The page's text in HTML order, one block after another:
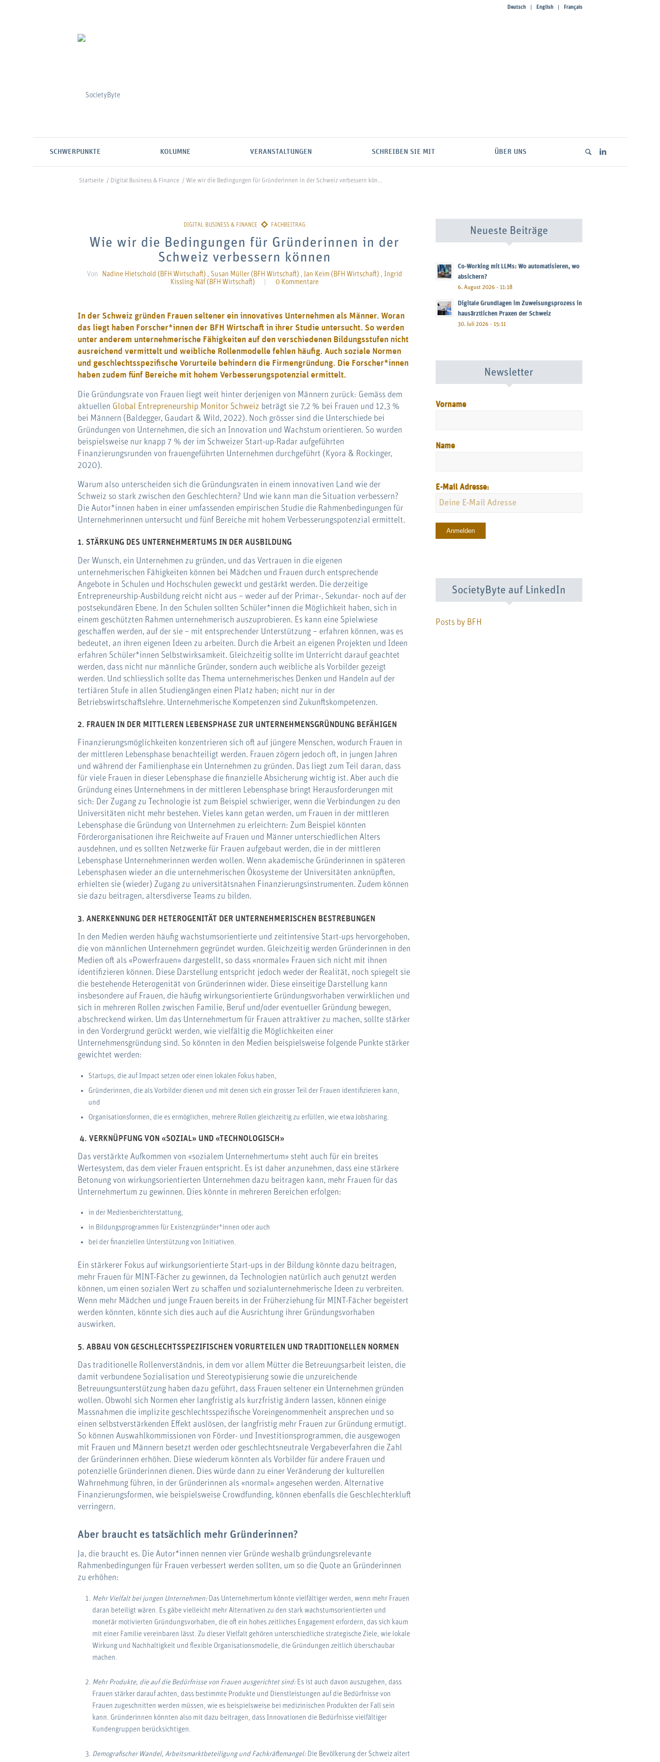
Deutsch English Français
SCHWERPUNKTE KOLUMNE VERANSTALTUNGEN SCHREIBEN SIE MIT ÜBER UNS
Startseite / Digital Business & Finance / Wie wir die Bedingungen für Gründerinnen in der Schweiz verbessern kön...
Wie wir die Bedingungen für Gründerinnen in der
Schweiz verbessern können
Von Nadine Hietschold (BFH Wirtschaft) , Susan Müller (BFH Wirtschaft) , Jan Keim (BFH Wirtschaft) , Ingrid
Kissling-Näf (BFH Wirtschaft)
0 Kommentare
In der Schweiz gründen Frauen seltener ein innovatives Unternehmen als Männer. Woran
das liegt haben Forscher*innen der BFH Wirtschaft in ihrer Studie untersucht. So werden
unter anderem unternehmerische Fähigkeiten auf den verschiedenen Bildungsstufen nicht
ausreichend vermittelt und weibliche Rollenmodelle fehlen häufig. Auch soziale Normen
und geschlechtsspezifische Vorurteile behindern die Firmengründung. Die Forscher*innen
haben zudem fünf Bereiche mit hohem Verbesserungspotenzial ermittelt.
Die Gründungsrate von Frauen liegt weit hinter derjenigen von Männern zurück: Gemäss dem
aktuellen Global Entrepreneurship Monitor Schweiz beträgt sie 7,2 % bei Frauen und 12,3 %
bei Männern (Baldegger, Gaudart & Wild, 2022). Noch grösser sind die Unterschiede bei
Gründungen von Unternehmen, die sich an Innovation und Wachstum orientieren. So wurden
beispielsweise nur knapp 7 % der im Schweizer Start-up-Radar aufgeführten
Finanzierungsrunden von frauengeführten Unternehmen durchgeführt (Kyora & Rockinger,
2020).
Warum also unterscheiden sich die Gründungsraten in einem innovativen Land wie der
Schweiz so stark zwischen den Geschlechtern? Und wie kann man die Situation verbessern?
Die Autor*innen haben in einer umfassenden empirischen Studie die Rahmenbedingungen für
Unternehmerinnen untersucht und fünf Bereiche mit hohem Verbesserungspotenzial ermittelt.
1. STÄRKUNG DES UNTERNEHMERTUMS IN DER AUSBILDUNG
Der Wunsch, ein Unternehmen zu gründen, und das Vertrauen in die eigenen
unternehmerischen Fähigkeiten können bei Mädchen und Frauen durch entsprechende
Angebote in Schulen und Hochschulen geweckt und gestärkt werden. Die derzeitige
Entrepreneurship-Ausbildung reicht nicht aus – weder auf der Primar-, Sekundar- noch auf der
postsekundären Ebene. In den Schulen sollten Schüler*innen die Möglichkeit haben, sich in
einem geschützten Rahmen unternehmerisch auszuprobieren. Es kann eine Spielwiese
geschaffen werden, auf der sie – mit entsprechender Unterstützung – erfahren können, was es
bedeutet, an ihren eigenen Ideen zu arbeiten. Durch die Arbeit an eigenen Projekten und Ideen
erfahren Schüler*innen Selbstwirksamkeit. Gleichzeitig sollte im Unterricht darauf geachtet
werden, dass nicht nur männliche Gründer, sondern auch weibliche als Vorbilder gezeigt
werden. Und schliesslich sollte das Thema unternehmerisches Denken und Handeln auf der
tertiären Stufe in allen Studiengängen einen Platz haben; nicht nur in der
Betriebswirtschaftslehre. Unternehmerische Kompetenzen sind Zukunftskompetenzen.
2. FRAUEN IN DER MITTLEREN LEBENSPHASE ZUR UNTERNEHMENSGRÜNDUNG BEFÄHIGEN
Finanzierungsmöglichkeiten konzentrieren sich oft auf jüngere Menschen, wodurch Frauen in
der mittleren Lebensphase benachteiligt werden. Frauen zögern jedoch oft, in jungen Jahren
und während der Familienphase ein Unternehmen zu gründen. Das liegt zum Teil daran, dass
für viele Frauen in dieser Lebensphase die finanzielle Absicherung wichtig ist. Aber auch die
Gründung eines Unternehmens in der mittleren Lebensphase bringt Herausforderungen mit
sich: Der Zugang zu Technologie ist zum Beispiel schwieriger, wenn die Verbindungen zu den
Universitäten nicht mehr bestehen. Vieles kann getan werden, um Frauen in der mittleren
Lebensphase die Gründung von Unternehmen zu erleichtern: Zum Beispiel könnten
Förderorganisationen ihre Reichweite auf Frauen und Männer unterschiedlichen Alters
ausdehnen, und es sollten Netzwerke für Frauen aufgebaut werden, die in der mittleren
Lebensphase Unternehmerinnen werden wollen. Wenn akademische Gründerinnen in späteren
Lebensphasen wieder an die unternehmerischen Ökosysteme der Universitäten anknüpften,
erhielten sie (wieder) Zugang zu universitätsnahen Finanzierungsinstrumenten. Zudem können
sie dazu beitragen, altersdiverse Teams zu bilden.
3. ANERKENNUNG DER HETEROGENITÄT DER UNTERNEHMERISCHEN BESTREBUNGEN
In den Medien werden häufig wachstumsorientierte und zeitintensive Start-ups hervorgehoben,
die von männlichen Unternehmern gegründet wurden. Gleichzeitig werden Gründerinnen in den
Medien oft als «Powerfrauen» dargestellt, so dass «normale» Frauen sich nicht mit ihnen
identifizieren können. Diese Darstellung entspricht jedoch weder der Realität, noch spiegelt sie
die bestehende Heterogenität von Gründerinnen wider. Diese einseitige Darstellung kann
insbesondere auf Frauen, die häufig wirkungsorientierte Gründungsvorhaben verwirklichen und
sich in mehreren Rollen zwischen Familie, Beruf und/oder eventueller Gründung bewegen,
abschreckend wirken. Um das Unternehmertum für Frauen attraktiver zu machen, sollte stärker
in den Vordergrund gerückt werden, wie vielfältig die Möglichkeiten einer
Unternehmensgründung sind. So könnten in den Medien beispielsweise folgende Punkte stärker
gewichtet werden:
Startups, die auf Impact setzen oder einen lokalen Fokus haben,
Gründerinnen, die als Vorbilder dienen und mit denen sich ein grosser Teil der Frauen identifizieren kann,
und
Organisationsformen, die es ermöglichen, mehrere Rollen gleichzeitig zu erfüllen, wie etwa Jobsharing.
4. VERKNÜPFUNG VON «SOZIAL» UND «TECHNOLOGISCH»
Das verstärkte Aufkommen von «sozialem Unternehmertum» steht auch für ein breites
Wertesystem, das dem vieler Frauen entspricht. Es ist daher anzunehmen, dass eine stärkere
Betonung von wirkungsorientierten Unternehmen dazu beitragen kann, mehr Frauen für das
Unternehmertum zu gewinnen. Dies könnte in mehreren Bereichen erfolgen:
in der Medienberichterstattung,
in Bildungsprogrammen für Existenzgründer*innen oder auch
bei der finanziellen Unterstützung von Initiativen.
Ein stärkerer Fokus auf wirkungsorientierte Start-ups in der Bildung könnte dazu beitragen,
mehr Frauen für MINT-Fächer zu gewinnen, da Technologien natürlich auch genutzt werden
können, um einen sozialen Wert zu schaffen und sozialunternehmerische Ideen zu verbreiten.
Wenn mehr Mädchen und junge Frauen bereits in der Früherziehung für MINT-Fächer begeistert
werden könnten, könnte sich dies auch auf die Ausrichtung ihrer Gründungsvorhaben
auswirken.
5. ABBAU VON GESCHLECHTSSPEZIFISCHEN VORURTEILEN UND TRADITIONELLEN NORMEN
Das traditionelle Rollenverständnis, in dem vor allem Mütter die Betreuungsarbeit leisten, die
damit verbundene Sozialisation und Stereotypisierung sowie die unzureichende
Betreuungsunterstützung haben dazu geführt, dass Frauen seltener ein Unternehmen gründen
wollen. Obwohl sich Normen eher langfristig als kurzfristig ändern lassen, können einige
Massnahmen die implizite geschlechtsspezifische Voreingenommenheit ansprechen und so
einen selbstverstärkenden Effekt auslösen, der langfristig mehr Frauen zur Gründung ermutigt.
So können Auswahlkommissionen von Förder- und Investitionsprogrammen, die ausgewogen
mit Frauen und Männern besetzt werden oder geschlechtsneutrale Vergabeverfahren die Zahl
der Gründerinnen erhöhen. Diese wiederum könnten als Vorbilder für andere Frauen und
potenzielle Gründerinnen dienen. Dies würde dann zu einer Veränderung der kulturellen
Wahrnehmung führen, in der Gründerinnen als «normal» angesehen werden. Alternative
Finanzierungsformen, wie beispielsweise Crowdfunding, können ebenfalls die Geschlechterkluft
verringern.
Aber braucht es tatsächlich mehr Gründerinnen?
Ja, die braucht es. Die Autor*innen nennen vier Gründe weshalb gründungsrelevante
Rahmenbedingungen für Frauen verbessert werden sollten, um so die Quote an Gründerinnen
zu erhöhen:
Mehr Vielfalt bei jungen Unternehmen:Das Unternehmertum könnte vielfältiger werden, wenn mehr Frauen
daran beteiligt wären. Es gäbe vielleicht mehr Alternativen zu den stark wachstumsorientierten und
monetär motivierten Gründungsvorhaben, die oft ein hohes zeitliches Engagement erfordern, das sich kaum
mit einer Familie vereinbaren lässt. Zu dieser Vielfalt gehören unterschiedliche strategische Ziele, wie lokale
Wirkung und Nachhaltigkeit und flexible Organisationsmodelle, die Gründungen zeitlich überschaubar
machen.
Mehr Produkte, die auf die Bedürfnisse von Frauen ausgerichtet sind:Es ist auch davon auszugehen, dass
Frauen stärker darauf achten, dass bestimmte Produkte und Dienstleistungen auf die Bedürfnisse von
Frauen zugeschnitten werden müssen, wie es beispielsweise bei medizinischen Produkten der Fall sein
kann. Gründerinnen könnten also mit dazu beitragen, dass Innovationen die Bedürfnisse vielfältiger
Kundengruppen berücksichtigen.
Demografischer Wandel, Arbeitsmarktbeteiligung und Fachkräftemangel:Die Bevölkerung der Schweiz altert
Neueste Beiträge
Co-Working mit LLMs: Wo automatisieren, wo
absichern?
6. August 2026 - 11:18
Digitale Grundlagen im Zuweisungsprozess in
hausärztlichen Praxen der Schweiz
30. Juli 2026 - 15:11
Newsletter
Vorname
Name
E-Mail Adresse:
SocietyByte auf LinkedIn
Posts by BFH